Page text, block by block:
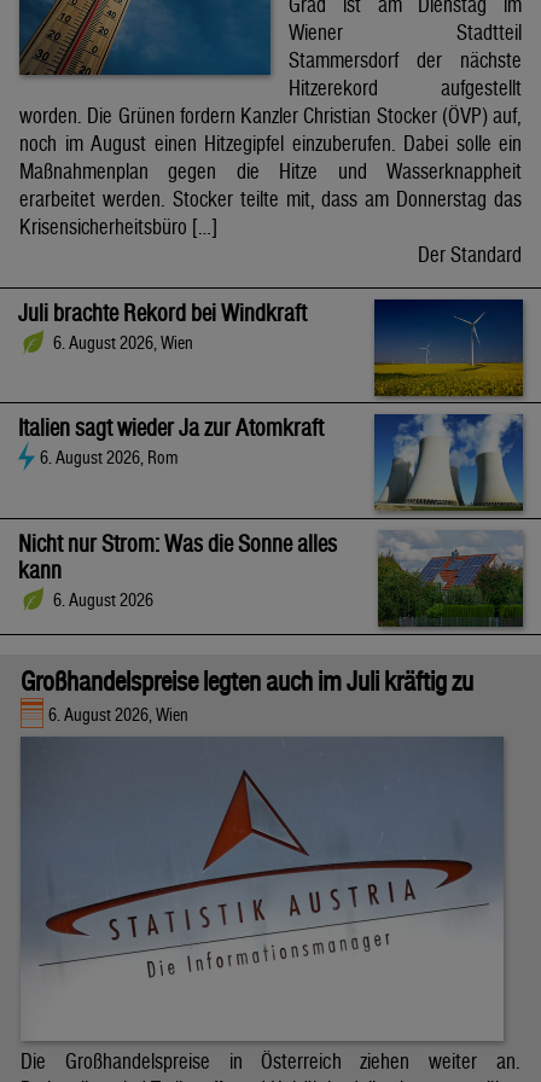
Wiener Stadtteil
Stammersdorf der nächste
Hitzerekord aufgestellt
worden. Die Grünen fordern Kanzler Christian Stocker (ÖVP) auf,
noch im August einen Hitzegipfel einzuberufen. Dabei solle ein
Maßnahmenplan gegen die Hitze und Wasserknappheit
erarbeitet werden. Stocker teilte mit, dass am Donnerstag das
Krisensicherheitsbüro […]
Der Standard
Juli brachte Rekord bei Windkraft
6. August 2026, Wien
Italien sagt wieder Ja zur Atomkraft
6. August 2026, Rom
Nicht nur Strom: Was die Sonne alles
kann
6. August 2026
Großhandelspreise legten auch im Juli kräftig zu
6. August 2026, Wien
Die Großhandelspreise in Österreich ziehen weiter an.